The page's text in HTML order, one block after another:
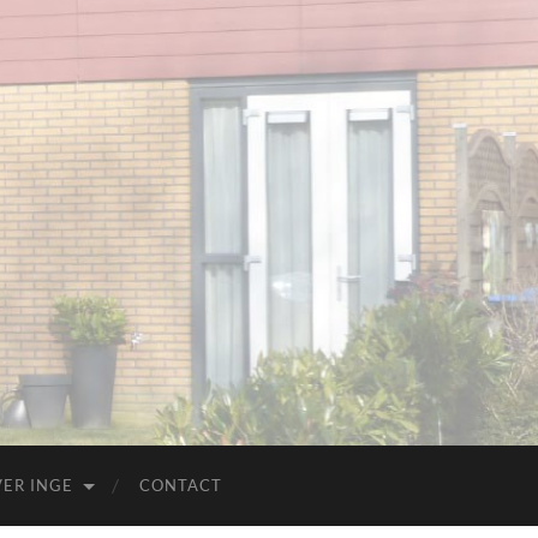
INGE CONTACT